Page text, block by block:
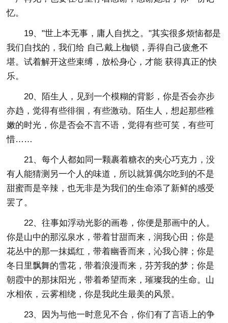
忆。
19、"世上本无事，庸人自扰之。"其实很多烦恼都是
我们自找的，我们给 自己戴上枷锁，弄得自己疲惫不
堪。试着解开这些束缚，放松身心，才能 获得真正的快
乐。
20、陌生人，见到一个模糊的背影，你是否会亦步
亦趋，觉得有些徘徊，有些激动。陌生人，想起那些稚
嫩的时光，你是否会不言不语，觉得有些可笑，有些可
惜……
21、每个人都如同一颗裹着糖衣的夹心巧克力，没
有人能猜测另一个人的味道，所以就算偶尔吃到的不是
甜蜜而是辛辣，也无非是为我们的生命添了新鲜的感受
罢了。
22、往事如浮动光影的画卷，你便是那画中的人。
你是山中的那泓泉水，带着甘甜而来，润我心田；你是
花丛中的那一抹嫣红，带着幽香而来，沁我心脾；你是
冬日里飘舞的雪花，带着浪漫而来，芬芳我的梦；你是
朝霞中的那抹阳光，带着希望而来，璀璨我的生命。山
水相依，云雾相绕，你是我此生最美的风景。
23、因为与他一时意见不合，你们有了言语上的争